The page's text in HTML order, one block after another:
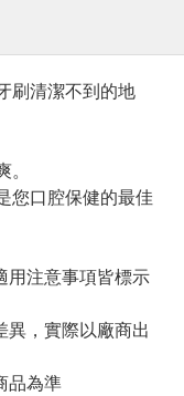
刷清潔不到的地
您口腔保健的最佳
用注意事項皆標示
，實際以廠商出
品為準